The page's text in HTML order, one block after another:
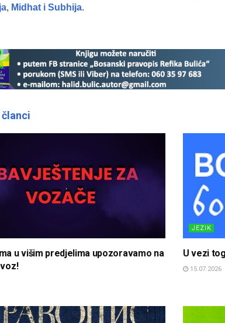
, Midhat i Subhija.
članci
u višim predjelima upozoravamo na
JEZIK
U vezi
15.07.2026